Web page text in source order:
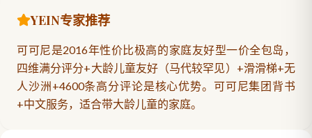
YEIN专家推荐
可可尼是2016年性价比极高的家庭友好型一价全包岛，
四维满分评分+大龄儿童友好（马代较罕见）+滑滑梯+无
人沙洲+4600条高分评论是核心优势。可可尼集团背书
+中文服务，适合带大龄儿童的家庭。